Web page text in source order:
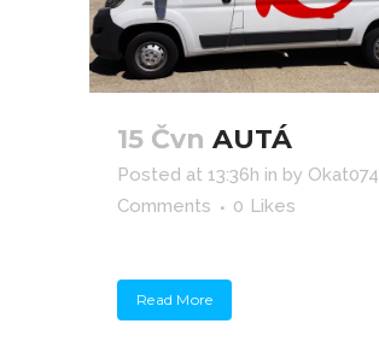
15 Čvn AUTÁ
Posted at 13:36h in by Okat074
Comments
0 Likes
Read More